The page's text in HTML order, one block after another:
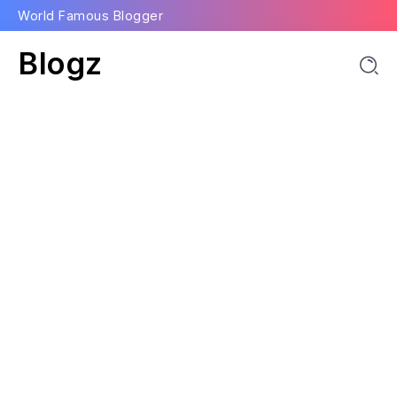
World Famous Blogger
Blogz